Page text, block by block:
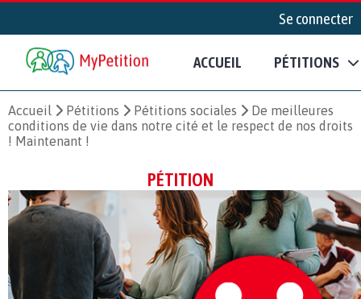
Se connecter
ACCUEIL PÉTITIONS
Accueil Pétitions Pétitions sociales
De meilleures
conditions de vie dans notre cité et le respect de nos droits
! Maintenant !
PÉTITION